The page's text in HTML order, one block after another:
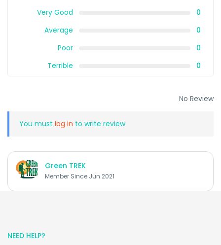
Very Good
0
Average
0
Poor
0
Terrible
0
No Review
You must log in to write review
Green TREK
Member Since Jun 2021
NEED HELP?